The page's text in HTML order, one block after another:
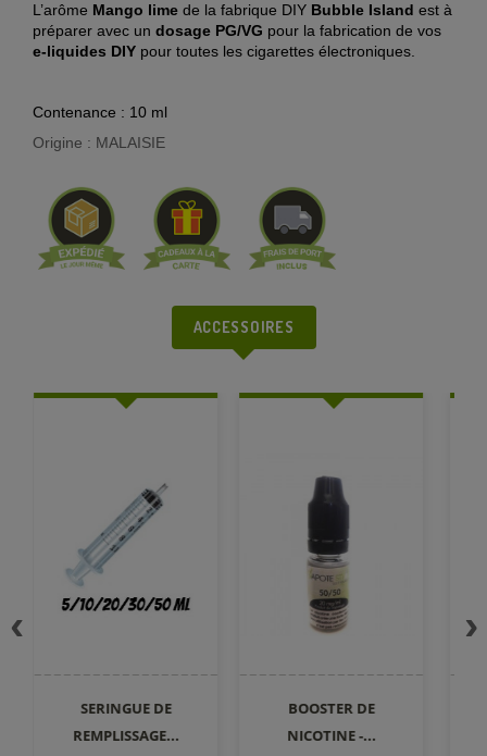
L’arôme Mango lime de la fabrique DIY Bubble Island est à
préparer avec un dosage PG/VG pour la fabrication de vos
e-liquides DIY pour toutes les cigarettes électroniques.
Contenance : 10 ml
Origine : MALAISIE
ACCESSOIRES
SERINGUE DE
REMPLISSAGE...
BOOSTER DE
NICOTINE -...